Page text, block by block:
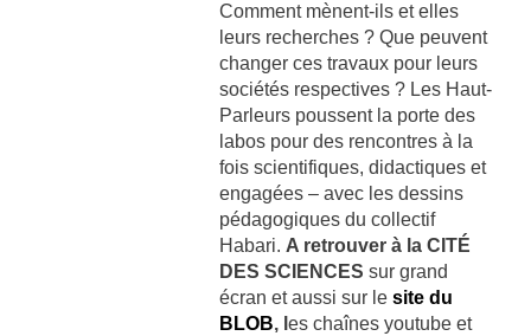
Comment mènent-ils et elles
leurs recherches ? Que peuvent
changer ces travaux pour leurs
sociétés respectives ? Les Haut-
Parleurs poussent la porte des
labos pour des rencontres à la
fois scientifiques, didactiques et
engagées – avec les dessins
pédagogiques du collectif
Habari. A retrouver à la CITÉ
DES SCIENCES sur grand
écran et aussi sur le site du
BLOB, les chaînes youtube et